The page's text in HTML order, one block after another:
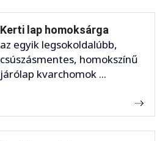
Kerti lap homoksárga
az egyik legsokoldalúbb,
csúszásmentes, homokszínű
járólap kvarchomok ...